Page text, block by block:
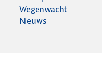
Wegenwacht
Nieuws